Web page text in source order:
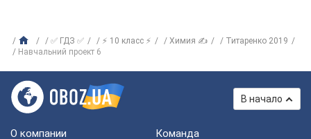
✅ ГДЗ ✅ ⚡ 10 класс ⚡ Химия ✍
Титаренко 2019
Навчальний проект 6
В начало
О компании Команда